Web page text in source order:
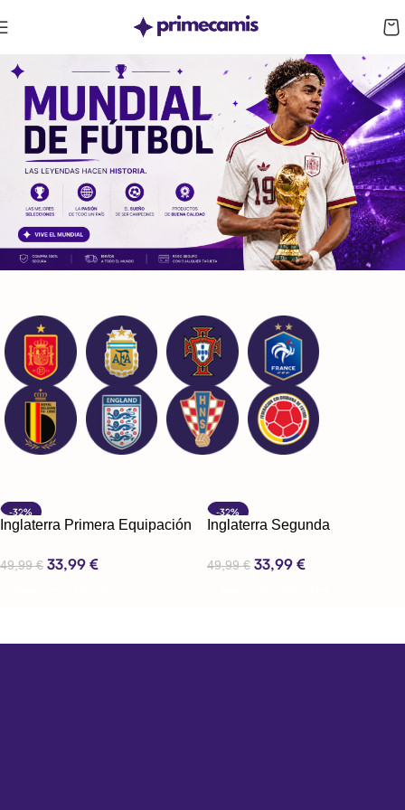
-32%
Inglaterra Primera Equipación
49,99€ 33,99 €
-32%
Inglaterra Segunda
49,99€ 33,99 €